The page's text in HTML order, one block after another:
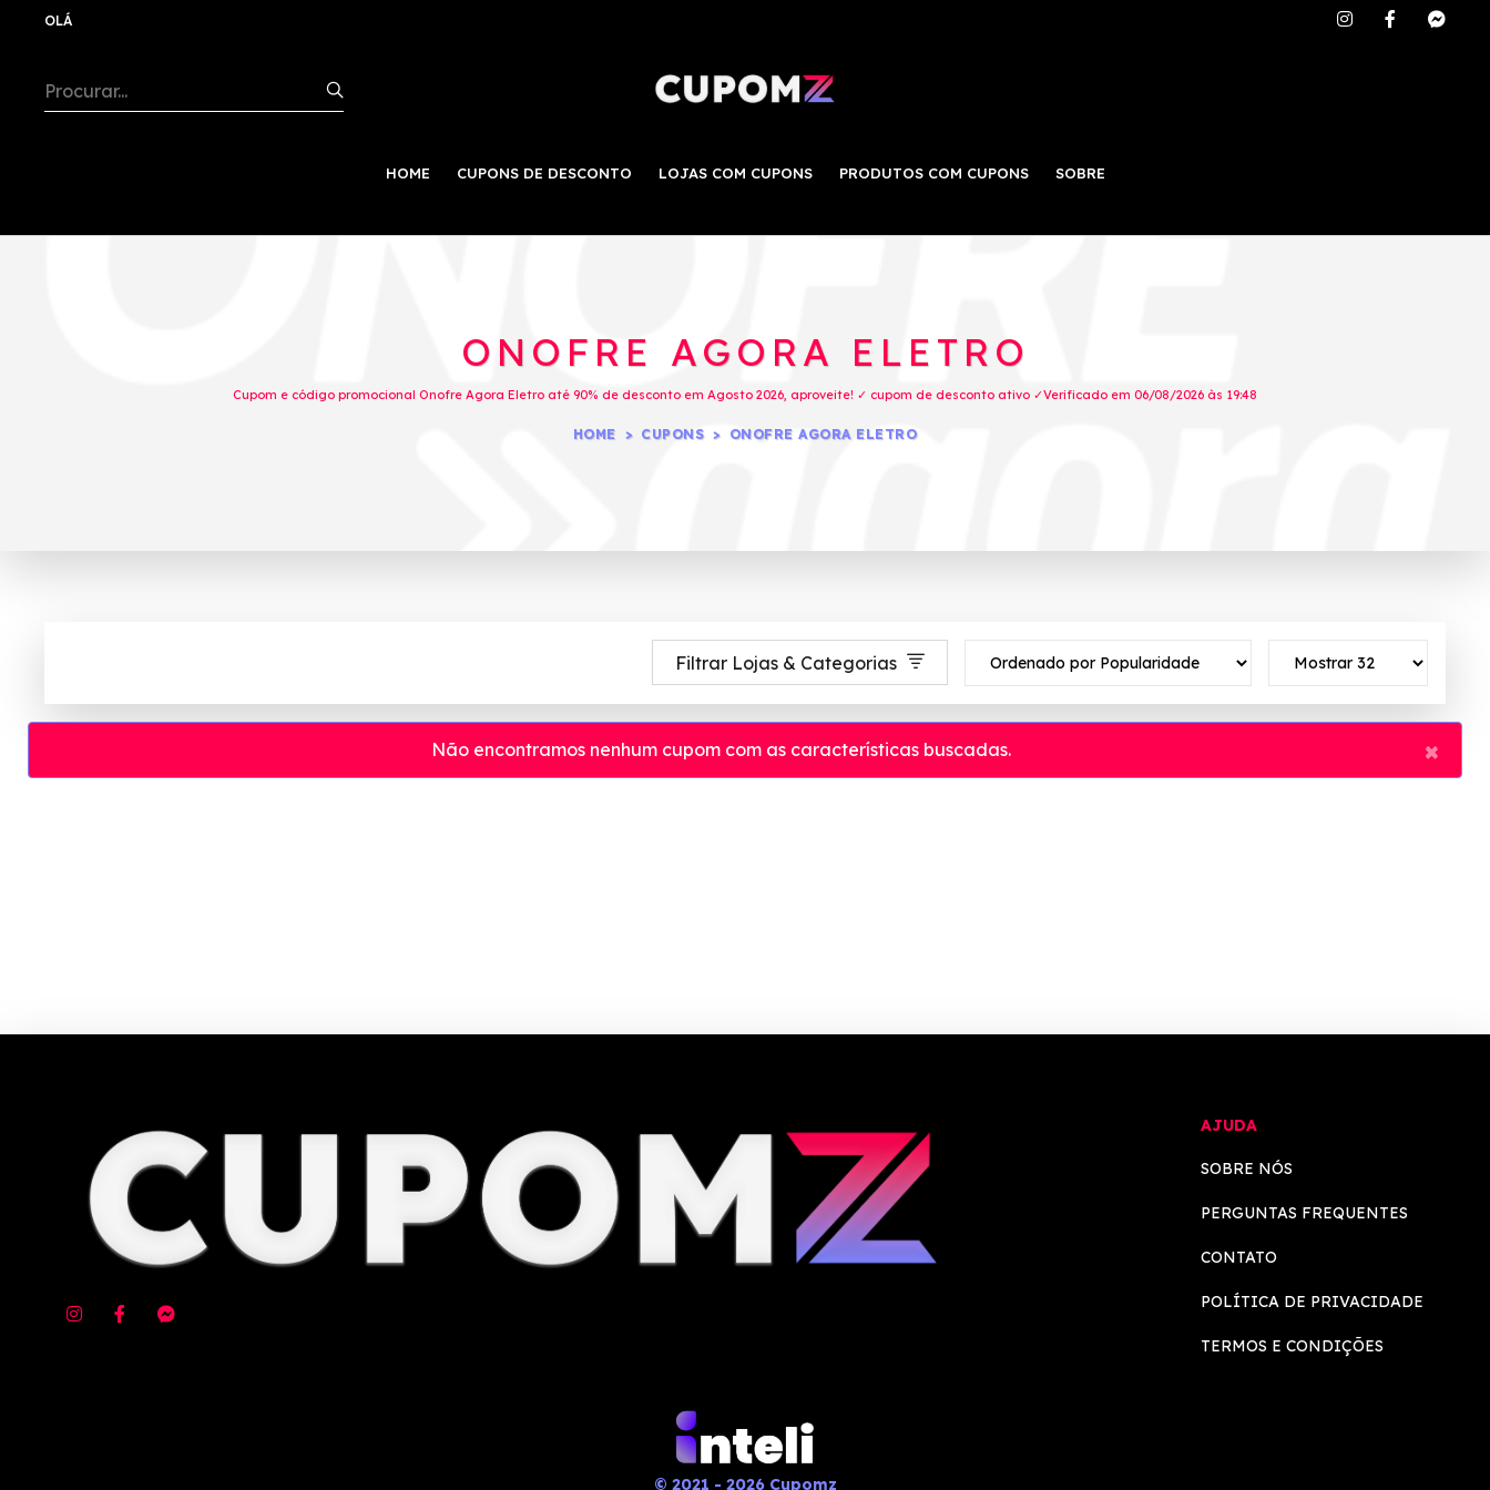
OLÁ
HOME CUPONS DE DESCONTO LOJAS COM CUPONS PRODUTOS COM CUPONS SOBRE
ONOFRE AGORA ELETRO
Cupom e código promocional Onofre Agora Eletro até 90% de desconto em Agosto 2026, aproveite! ✓ cupom de desconto ativo ✓Verificado em 06/08/2026 às 19:48
HOME CUPONS ONOFRE AGORA ELETRO
Filtrar Lojas & Categorias
Não encontramos nenhum cupom com as características buscadas. ×
AJUDA
SOBRE NÓS
PERGUNTAS FREQUENTES
CONTATO
POLÍTICA DE PRIVACIDADE
TERMOS E CONDIÇÕES
© 2021 - 2026 Cupomz